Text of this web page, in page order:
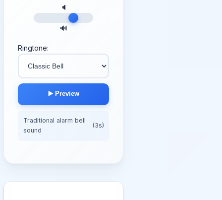
🔈
🔊
Ringtone:
▶️ Preview
Traditional alarm bell
sound
(3s)